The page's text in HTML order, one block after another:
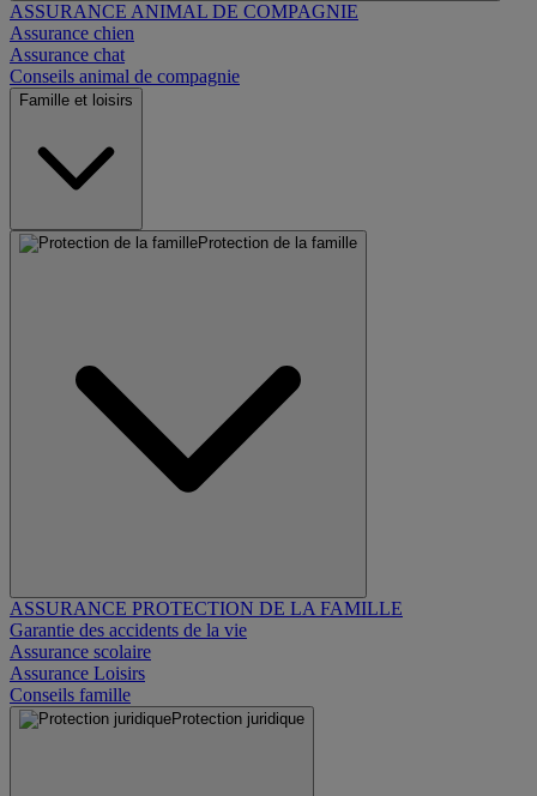
ASSURANCE ANIMAL DE COMPAGNIE
Assurance chien
Assurance chat
Conseils animal de compagnie
Famille et loisirs
Protection de la famille
ASSURANCE PROTECTION DE LA FAMILLE
Garantie des accidents de la vie
Assurance scolaire
Assurance Loisirs
Conseils famille
Protection juridique